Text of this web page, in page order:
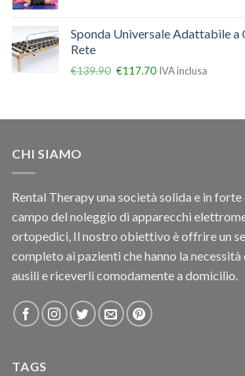
Sponda Universale Adattabile a
Rete
€139.90 €117.70 IVA inclusa
CHI SIAMO
Rental Therapy una società solida e in forte
campo del noleggio di apparecchi
ortopedici, Il nostro obiettivo è offrire un
completo ai pazienti che hanno la
ausili e riceverli comodamente a domicilio.
TAGS